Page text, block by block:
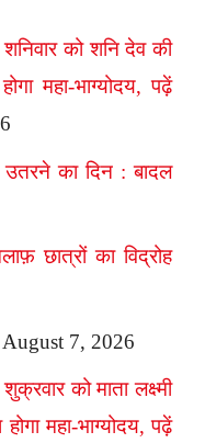
को शनि देव की
महा-भाग्योदय, पढ़ें
का दिन : बादल
छात्रों का विद्रोह
August 7, 2026
को माता लक्ष्मी
महा-भाग्योदय, पढ़ें